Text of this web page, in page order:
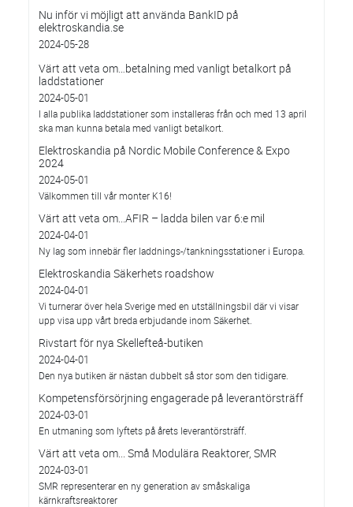
Nu inför vi möjligt att använda BankID på
elektroskandia.se
2024-05-28
Värt att veta om…betalning med vanligt betalkort på
laddstationer
2024-05-01
I alla publika laddstationer som installeras från och med 13 april
ska man kunna betala med vanligt betalkort.
Elektroskandia på Nordic Mobile Conference & Expo
2024
2024-05-01
Välkommen till vår monter K16!
Värt att veta om...AFIR – ladda bilen var 6:e mil
2024-04-01
Ny lag som innebär fler laddnings-/tankningsstationer i Europa.
Elektroskandia Säkerhets roadshow
2024-04-01
Vi turnerar över hela Sverige med en utställningsbil där vi visar
upp visa upp vårt breda erbjudande inom Säkerhet.
Rivstart för nya Skellefteå-butiken
2024-04-01
Den nya butiken är nästan dubbelt så stor som den tidigare.
Kompetensförsörjning engagerade på leverantörsträff
2024-03-01
En utmaning som lyftets på årets leverantörsträff.
Värt att veta om... Små Modulära Reaktorer, SMR
2024-03-01
SMR representerar en ny generation av småskaliga
kärnkraftsreaktorer